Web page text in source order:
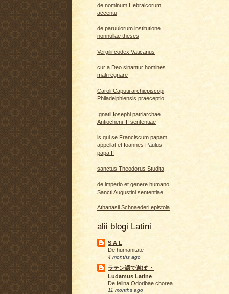
de nominum Hebraicorum
accentu
de paruulorum institutione
nonnullae theses
Vergilii codex Vaticanus
cur a Deo sinantur homines
mali regnare
Caroli Caputii archiepiscopi
Philadelphiensis praeceptio
Ignatii Iosephi patriarchae
Antiocheni III sententiae
is qui se Franciscum papam
appellat et Ioannes Paulus
papa II
sanctus Theodorus Studita
de imperio et genere humano
Sancti Augustini sententiae
Athanasii Schnaederi epistola
alii blogi Latini
S A L
De humanitate
4 months ago
ラテン語で遊ぼ ・
Ludamus Latine
De felina Odoribae chorea
11 months ago